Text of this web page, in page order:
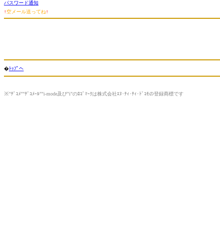
パスワード通知
↑空メール送ってね↑
�ﾄｯﾌﾟへ
※"ﾃﾞｺﾒ""ﾃﾞｺﾒｰﾙ""i-mode及び"i"のﾛｺﾞﾏｰｸは株式会社ｴﾇ･ﾃｨ･ﾃｨ･ﾄﾞｺﾓの登録商標です